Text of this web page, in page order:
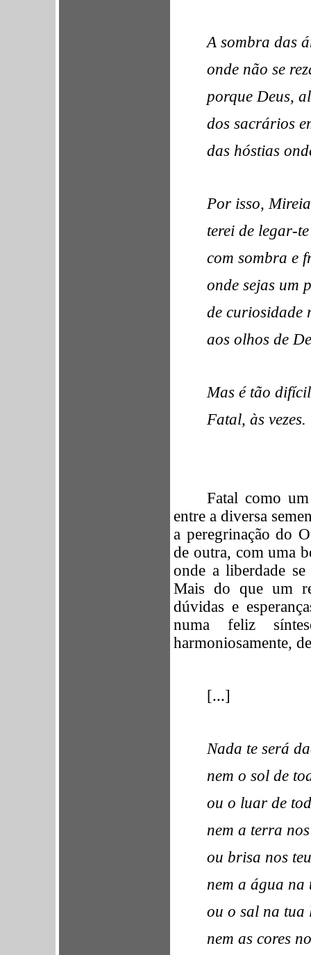
A sombra das
onde não se
porque Deus,
dos sacrários
das hóstias
Por isso,
terei de legar-
com sombra e
onde sejas um
de curiosidade
aos olhos de
Mas é tão
Fatal, às vezes.
Fatal como
entre a diversa
a peregrinação do
de outra, com uma
onde a liberdade
Mais do que um
dúvidas e
numa feliz
harmoniosamente,
[...]
Nada te será
nem o sol de
ou o luar de
nem a terra
ou brisa nos
nem a água na
ou o sal na tua
nem as cores